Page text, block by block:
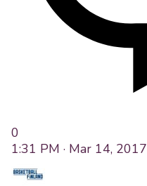
0
1:31 PM · Mar 14, 2017